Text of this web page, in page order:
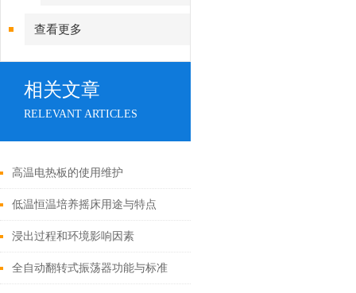
查看更多
相关文章
RELEVANT ARTICLES
高温电热板的使用维护
低温恒温培养摇床用途与特点
浸出过程和环境影响因素
全自动翻转式振荡器功能与标准